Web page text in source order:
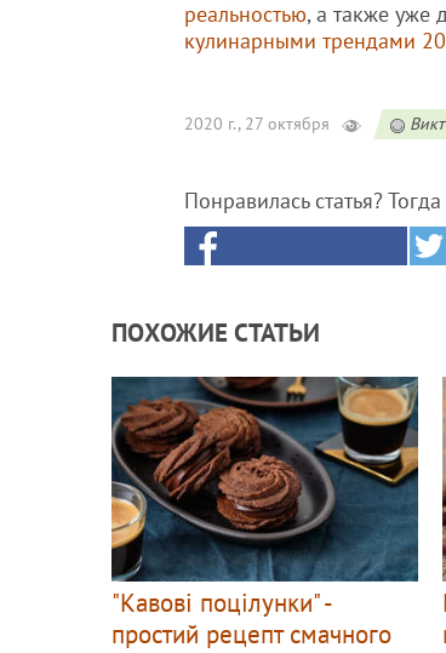
реальностью, а также уже
кулинарными трендами
2020 г., 27 октября
Понравилась статья?
ПОХОЖИЕ СТАТЬИ
"Кавові поцілунки" -
простий рецепт смачного